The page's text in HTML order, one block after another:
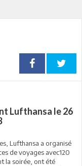
Lufthansa le 26
Lufthansa a organisé
de voyages avec120
la soirée, ont été